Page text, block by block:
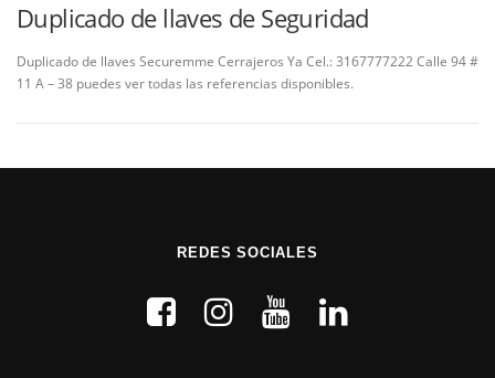
Duplicado de llaves de Seguridad
Duplicado de llaves Securemme Cerrajeros Ya Cel.: 3167777222 Calle 94 #
11 A – 38 puedes ver todas las referencias disponibles.
REDES SOCIALES